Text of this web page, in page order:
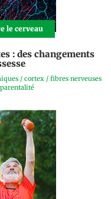
le cerveau
: des changements
/ cortex/ fibres nerveuses
parentalité